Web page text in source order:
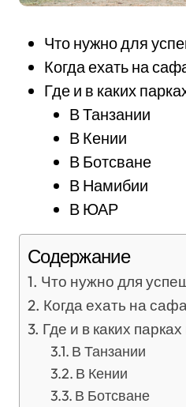
Что нужно для
Когда ехать на
Где и в каких
В Танзании
В Кении
В Ботсване
В Намибии
В ЮАР
Содержание
Что нужно для
Когда ехать на
Где и в каких
В Танзании
В Кении
В Ботсване